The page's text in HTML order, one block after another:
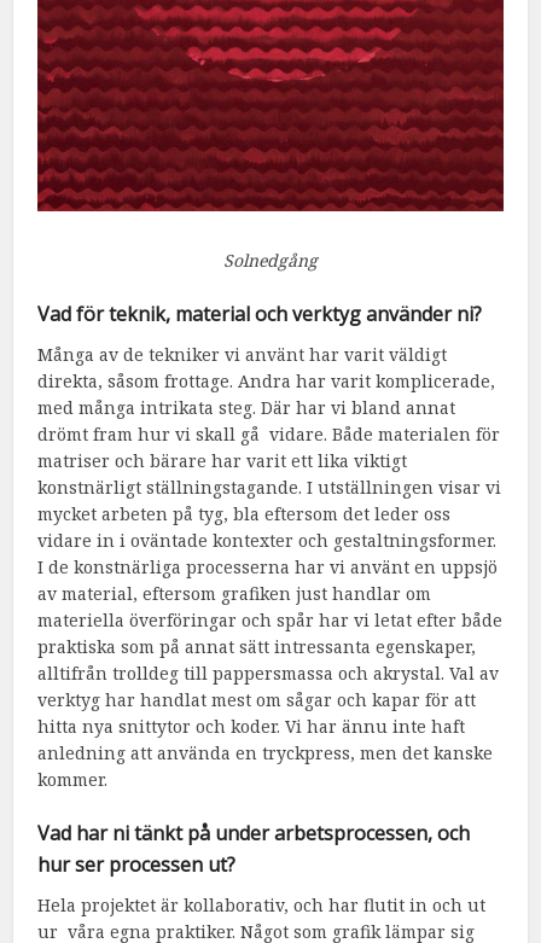
Solnedgång
Vad för teknik, material och verktyg använder ni?
Många av de tekniker vi använt har varit väldigt
direkta, såsom frottage. Andra har varit komplicerade,
med många intrikata steg. Där har vi bland annat
drömt fram hur vi skall gå vidare. Både materialen för
matriser och bärare har varit ett lika viktigt
konstnärligt ställningstagande. I utställningen visar vi
mycket arbeten på tyg, bla eftersom det leder oss
vidare in i oväntade kontexter och gestaltningsformer.
I de konstnärliga processerna har vi använt en uppsjö
av material, eftersom grafiken just handlar om
materiella överföringar och spår har vi letat efter både
praktiska som på annat sätt intressanta egenskaper,
alltifrån trolldeg till pappersmassa och akrystal. Val av
verktyg har handlat mest om sågar och kapar för att
hitta nya snittytor och koder. Vi har ännu inte haft
anledning att använda en tryckpress, men det kanske
kommer.
Vad har ni tänkt på under arbetsprocessen, och
hur ser processen ut?
Hela projektet är kollaborativ, och har flutit in och ut
ur våra egna praktiker. Något som grafik lämpar sig